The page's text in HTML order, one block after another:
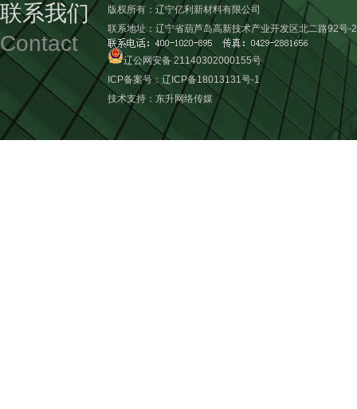
联系我们
Contact
版权所有：辽宁亿利新材料有限公司
联系地址：辽宁省葫芦岛高新技术产业开发区北二路92号-2
辽公网安备 21140302000155号
ICP备案号： 辽ICP备18013131号-1
技术支持： 东升网络传媒